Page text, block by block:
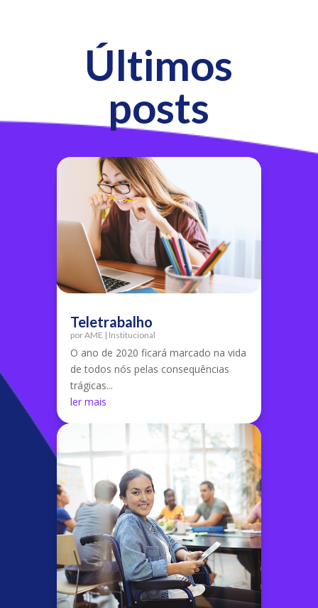
Últimos
posts
Teletrabalho
porAME | Institucional
O ano de 2020 ficará marcado na vida
de todos nós pelas consequências
trágicas...
ler mais